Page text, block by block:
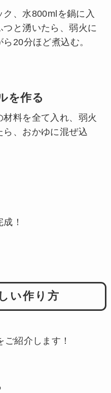
、水800mlを鍋に入
と湧いたら、弱火に
20分ほど煮込む。
を作る
料を全て入れ、弱火
ら、おかゆに混ぜ込
！
い作り方
紹介します！